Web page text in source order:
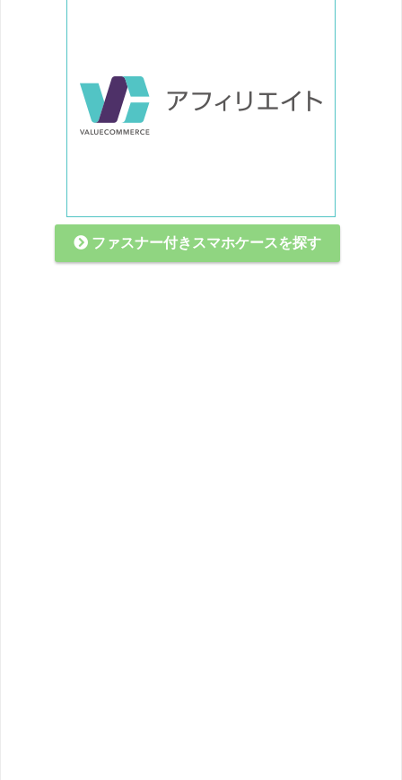
ファスナー付きスマホケースを探す